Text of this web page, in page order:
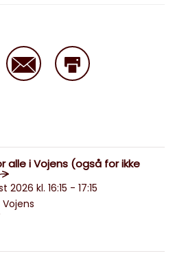
alle i Vojens (også for ikke
kl. 16:15 - 17:15